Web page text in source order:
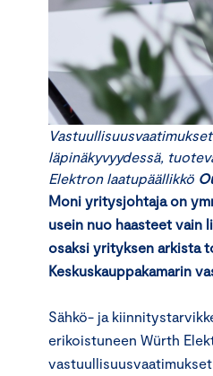
läpinäkyvyydessä,
Elektron laatupäällikkö
Moni yritysjohtaja on
usein nuo haasteet vain
osaksi yrityksen arkista
Keskuskauppakamarin
Sähkö- ja
erikoistuneen Würth